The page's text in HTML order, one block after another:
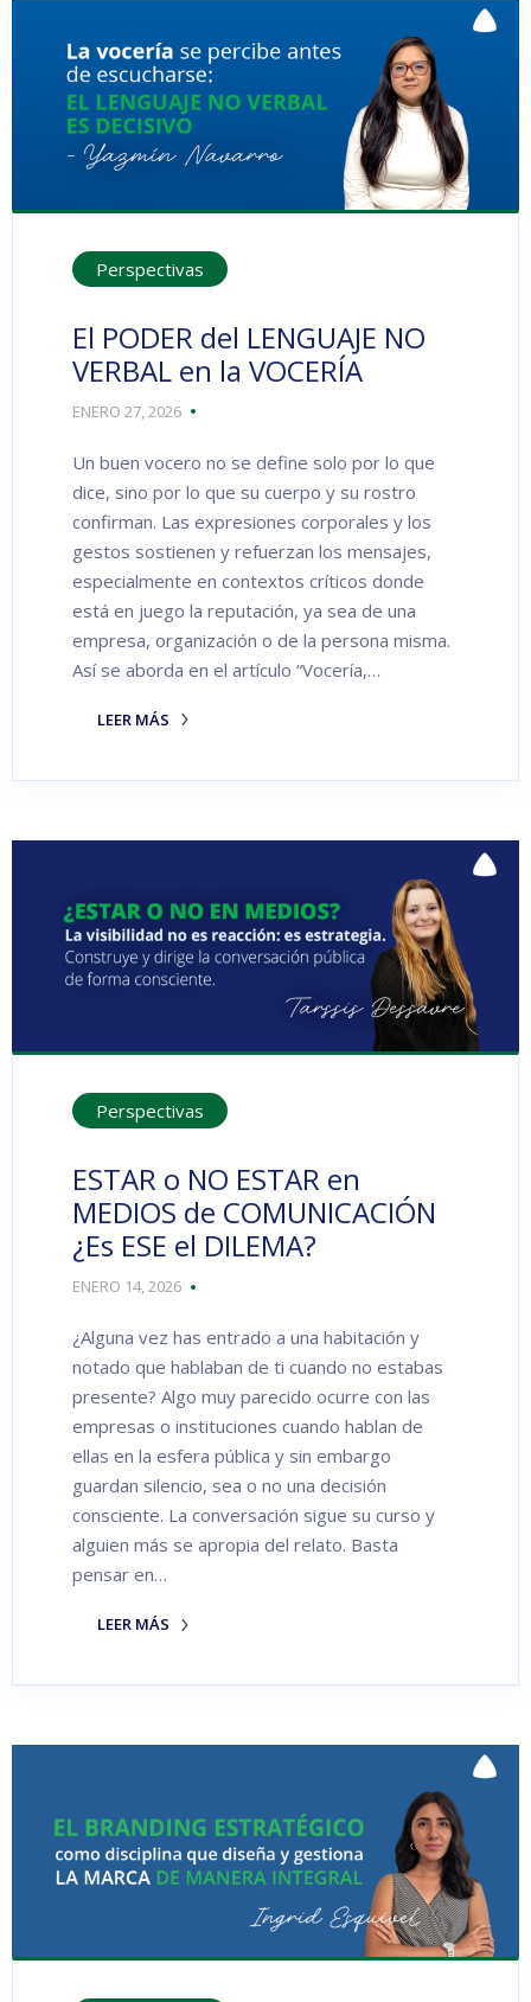
Perspectivas
El PODER del LENGUAJE NO
VERBAL en la VOCERÍA
ENERO 27, 2026
Un buen vocero no se define solo por lo que
dice, sino por lo que su cuerpo y su rostro
confirman. Las expresiones corporales y los
gestos sostienen y refuerzan los mensajes,
especialmente en contextos críticos donde
está en juego la reputación, ya sea de una
empresa, organización o de la persona misma.
Así se aborda en el artículo “Vocería,…
LEER MÁS
Perspectivas
ESTAR o NO ESTAR en
MEDIOS de COMUNICACIÓN
¿Es ESE el DILEMA?
ENERO 14, 2026
¿Alguna vez has entrado a una habitación y
notado que hablaban de ti cuando no estabas
presente? Algo muy parecido ocurre con las
empresas o instituciones cuando hablan de
ellas en la esfera pública y sin embargo
guardan silencio, sea o no una decisión
consciente. La conversación sigue su curso y
alguien más se apropia del relato. Basta
pensar en…
LEER MÁS